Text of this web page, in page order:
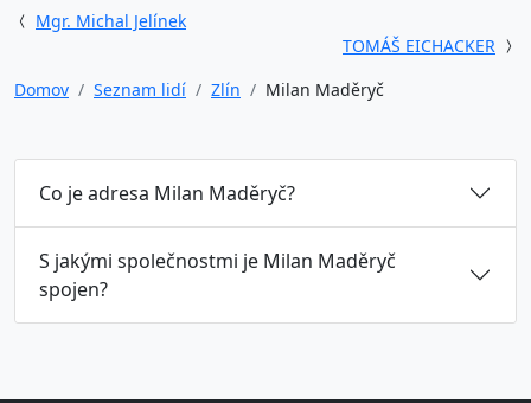
Mgr. Michal Jelínek
TOMÁŠ EICHACKER
Domov
Seznam lidí Zlín Milan Maděryč
Co je adresa Milan Maděryč?
S jakými společnostmi je Milan Maděryč
spojen?